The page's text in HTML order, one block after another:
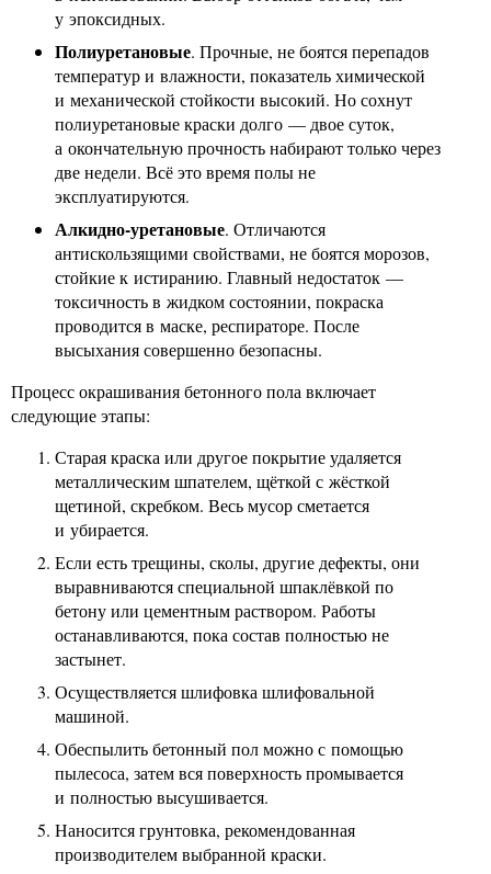
у эпоксидных.
Полиуретановые. Прочные, не боятся перепадов
температур и влажности, показатель химической
и механической стойкости высокий. Но сохнут
полиуретановые краски долго — двое суток,
а окончательную прочность набирают только через
две недели. Всё это время полы не
эксплуатируются.
Алкидно-уретановые. Отличаются
антискользящими свойствами, не боятся морозов,
стойкие к истиранию. Главный недостаток —
токсичность в жидком состоянии, покраска
проводится в маске, респираторе. После
высыхания совершенно безопасны.
Процесс окрашивания бетонного пола включает
следующие этапы:
Старая краска или другое покрытие удаляется
металлическим шпателем, щёткой с жёсткой
щетиной, скребком. Весь мусор сметается
и убирается.
Если есть трещины, сколы, другие дефекты, они
выравниваются специальной шпаклёвкой по
бетону или цементным раствором. Работы
останавливаются, пока состав полностью не
застынет.
Осуществляется шлифовка шлифовальной
машиной.
Обеспылить бетонный пол можно с помощью
пылесоса, затем вся поверхность промывается
и полностью высушивается.
Наносится грунтовка, рекомендованная
производителем выбранной краски.